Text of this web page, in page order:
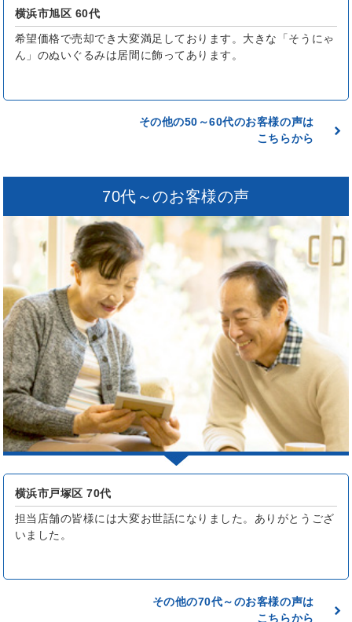
横浜市旭区 60代
希望価格で売却でき大変満足しております。大きな「そうにゃ
ん」のぬいぐるみは居間に飾ってあります。
その他の50～60代のお客様の声は
こちらから
70代～のお客様の声
横浜市戸塚区 70代
担当店舗の皆様には大変お世話になりました。ありがとうござ
いました。
その他の70代～のお客様の声は
こちらから